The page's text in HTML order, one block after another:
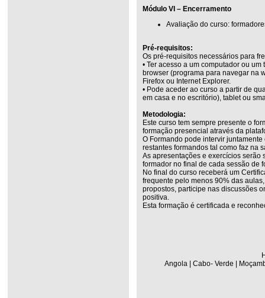
Módulo VI – Encerramento
Avaliação do curso:
Pré-requisitos:
Os pré-requisitos necessários para
• Ter acesso a um computador ou
browser (programa para navegar na
Firefox ou Internet Explorer.
• Pode aceder ao curso a partir de
em casa e no escritório), tablet ou
Metodologia:
Este curso tem sempre presente o
formação presencial através da
O Formando pode intervir
restantes formandos tal como faz na
As apresentações e exercícios
formador no final de cada sessão de
No final do curso receberá um
frequente pelo menos 90% das
propostos, participe nas discussões
positiva.
Esta formação é certificada e
Angola | Cabo- Verde |